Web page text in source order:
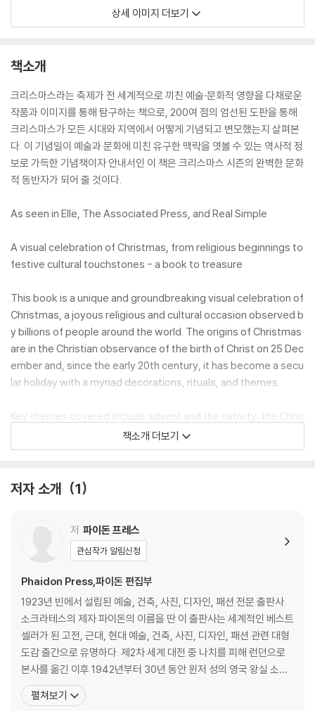
상세 이미지 더보기
책소개
크리스마스라는 축제가 전 세계적으로 끼친 예술·문화적 영향을 다채로운
작품과 이미지를 통해 탐구하는 책으로, 200여 점의 엄선된 도판을 통해
크리스마스가 모든 시대와 지역에서 어떻게 기념되고 변모했는지 살펴본
다. 이 기념일이 예술과 문화에 미친 유구한 맥락을 엿볼 수 있는 역사적 정
보로 가득한 기념책이자 안내서인 이 책은 크리스마스 시즌의 완벽한 문화
적 동반자가 되어 줄 것이다.
As seen in Elle, The Associated Press, and Real Simple
A visual celebration of Christmas, from religious beginnings to
festive cultural touchstones - a book to treasure
This book is a unique and groundbreaking visual celebration of
Christmas, a joyous religious and cultural occasion observed b
y billions of people around the world. The origins of Christmas
are in the Christian observance of the birth of Christ on 25 Dec
ember and, since the early 20th century, it has become a secu
lar holiday with a myriad decorations, rituals, and themes.
Key themes covered include advent and the nativity; the Chris
tmas tree and holiday decorations; gift giving and carol singin
g; classic Christmas films; and festive music. This extraordinar
ns from many different cultures, such as fried chicken eaten f
A collection of more than 200 rich and evocative images, paint
raphy, thoughtfully paired to highlight similarities and contrast
s between them, the works included feature a diverse range
of both lesser-known and iconic artists, including Sandro Botti
celli, Grandma Moses, Beatrix Potter, Norman Rockwell, Andy
Warhol, and many more.
These significant works cover festive topics such as Advent;
the Christmas tree and holiday decorations; gift giving and car
책소개 더보기
저자 소개 1
저 파이돈 프레스
관심작가 알림신청
Phaidon Press,파이돈 편집부
1923년 빈에서 설립된 예술, 건축, 사진, 디자인, 패션 전문 출판사.
소크라테스의 제자 파이돈의 이름을 딴 이 출판사는 세계적인 베스트
셀러가 된 고전, 근대, 현대 예술, 건축, 사진, 디자인, 패션 관련 대형
도감 출간으로 유명하다. 제2차 세계 대전 중 나치를 피해 런던으로
본사를 옮긴 이후 1942년부터 30년 동안 윈저 성의 영국 왕실 소장
품 도록을 제작했고, 우리나라에서는 미술 관련 전공자들의 필독서
인 에른스트 곰브리치의 『서양 미술사』(1950년 첫 출간)를 출간한
펼쳐보기